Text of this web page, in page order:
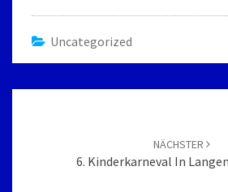
Uncategorized
NÄCHSTER
6. Kinderkarneval In